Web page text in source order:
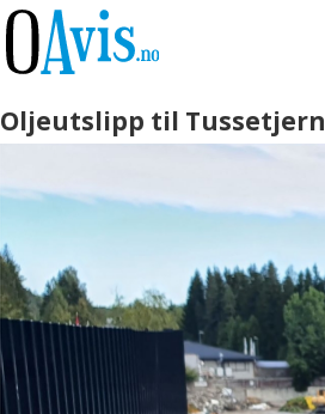
Oljeutslipp til Tussetjern